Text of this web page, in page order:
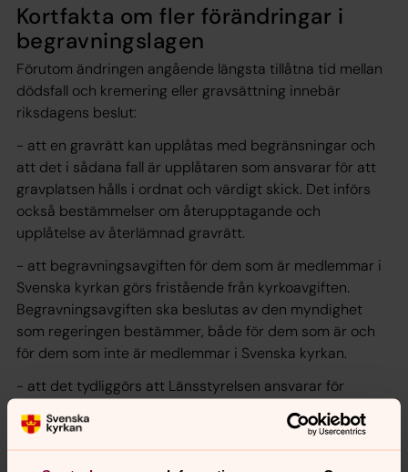
Kortfakta om fler förändringar i
begravningslagen
Förutom ändringen angående längsta tillåtna tid mellan
dödsfall och kremering eller gravsättning innebär
riksdagens beslut:
- att en gravrätt kan upplåtas med begränsningar och
att det i sådana fall är upplåtaren som ansvarar för att
gravplatsen hålls i ordnat och värdigt skick. Det införs
också bestämmelser om återupptagande och
upplåtelse av återlämnad gravrätt.
- att begravningsavgiften för dem som är medlemmar i
Svenska kyrkan görs fristående från kyrkoavgiften.
Begravningsavgiften ska beslutas av den myndighet
som regeringen bestämmer, både för dem som är och
för dem som inte är medlemmar i Svenska kyrkan.
- att det tydliggörs att Länsstyrelsen ansvarar för
tillsynen över begravningsverksamheten. För att kunna
fullgöra tillsynsansvaret ges Länsstyrelsen rätt att
inspektera verksamhet och på begäran få de